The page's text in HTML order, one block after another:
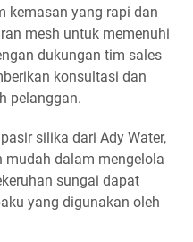
kemasan yang rapi dan
mesh untuk memenuhi
dukungan tim sales
konsultasi dan
pelanggan.
silika dari Ady Water,
dalam mengelola
sungai dapat
yang digunakan oleh